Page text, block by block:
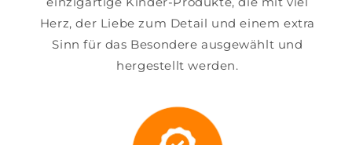
Herz, der Liebe zum Detail und einem extra
Sinn für das Besondere ausgewählt und
hergestellt werden.